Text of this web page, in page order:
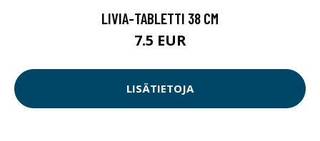
LIVIA-TABLETTI 38 CM
7.5 EUR
LISÄTIETOJA